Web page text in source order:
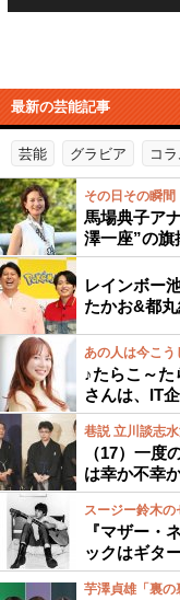
最新の芸能記事
芸能 グラビア コ
その日その瞬間
馬場典子ア
澤一座”の旗
レインボー
たかお&都
あの人は今こう
♪たらこ～
さんは、IT
巷説 立川談志
（17）一度
は幸か不幸
スージー鈴木
『マザー・
ックはギタ
芋澤貞雄「裏の